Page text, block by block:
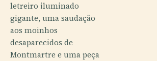
letreiro iluminado
gigante, uma saudação
aos moinhos
desaparecidos de
Montmartre e uma peça